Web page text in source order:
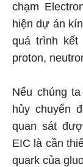
chạm
hiện dự án
quá trình kết
proton,
Nếu chúng
hủy chuyển
quan sát
EIC là cần
quark của